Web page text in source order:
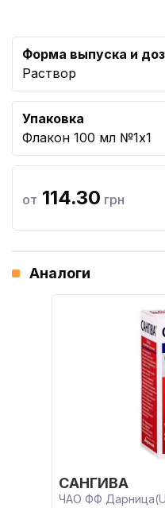
Форма выпуска и
Раствор
Упаковка
Флакон 100 мл №1x1
от 114.30 грн
Аналоги
САНГИВА
ЧАО ФФ